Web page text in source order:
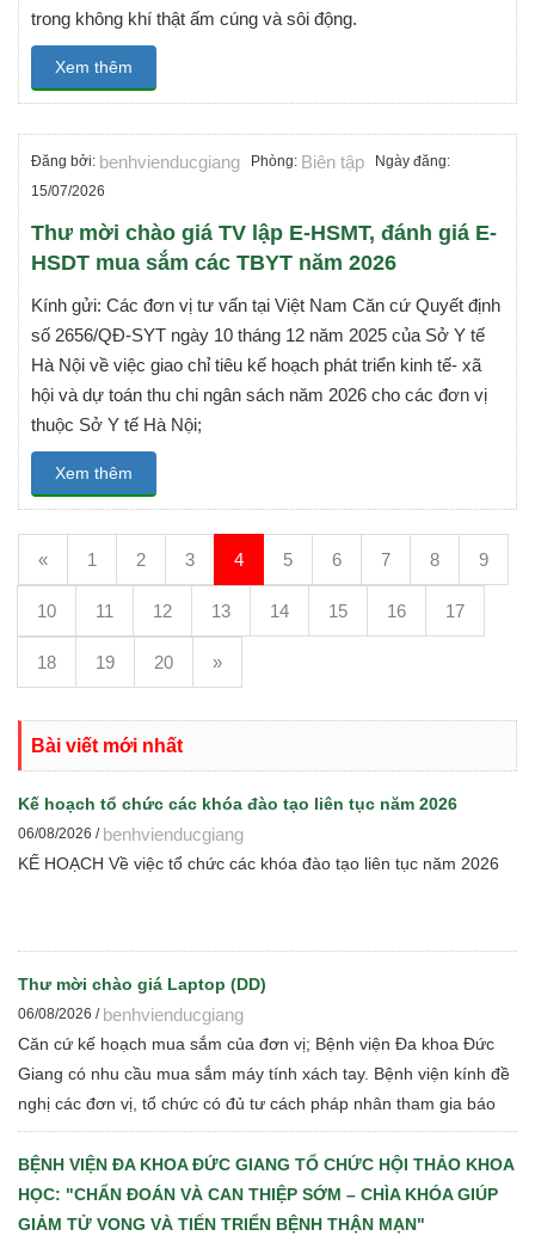
trong không khí thật ấm cúng và sôi động.
Xem thêm
Đăng bởi: benhvienducgiang Phòng: Biên tập Ngày đăng:
15/07/2026
Thư mời chào giá TV lập E-HSMT, đánh giá E-
HSDT mua sắm các TBYT năm 2026
Kính gửi: Các đơn vị tư vấn tại Việt Nam Căn cứ Quyết định
số 2656/QĐ-SYT ngày 10 tháng 12 năm 2025 của Sở Y tế
Hà Nội về việc giao chỉ tiêu kế hoạch phát triển kinh tế- xã
hội và dự toán thu chi ngân sách năm 2026 cho các đơn vị
thuộc Sở Y tế Hà Nội;
Xem thêm
« 1 2 3 4 5 6 7 8 9
10 11 12 13 14 15 16 17
18 19 20 »
Bài viết mới nhất
Kế hoạch tổ chức các khóa đào tạo liên tục năm 2026
06/08/2026 / benhvienducgiang
KẾ HOẠCH Về việc tổ chức các khóa đào tạo liên tục năm 2026
Thư mời chào giá Laptop (DD)
06/08/2026 / benhvienducgiang
Căn cứ kế hoạch mua sắm của đơn vị; Bệnh viện Đa khoa Đức
Giang có nhu cầu mua sắm máy tính xách tay. Bệnh viện kính đề
nghị các đơn vị, tổ chức có đủ tư cách pháp nhân tham gia báo
giá cạnh tranh để Bệnh viện thực hiện các bước đấu thầu theo
quy định hiện hành
BỆNH VIỆN ĐA KHOA ĐỨC GIANG TỔ CHỨC HỘI THẢO KHOA
HỌC: "CHẨN ĐOÁN VÀ CAN THIỆP SỚM – CHÌA KHÓA GIÚP
GIẢM TỬ VONG VÀ TIẾN TRIỂN BỆNH THẬN MẠN"